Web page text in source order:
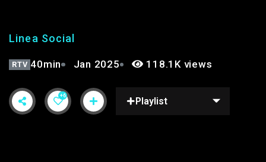
Linea Social
RTV 40min Jan 2025 118.1K views
+6
Playlist